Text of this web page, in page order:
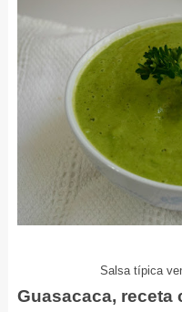
Salsa típica
Guasacaca, receta